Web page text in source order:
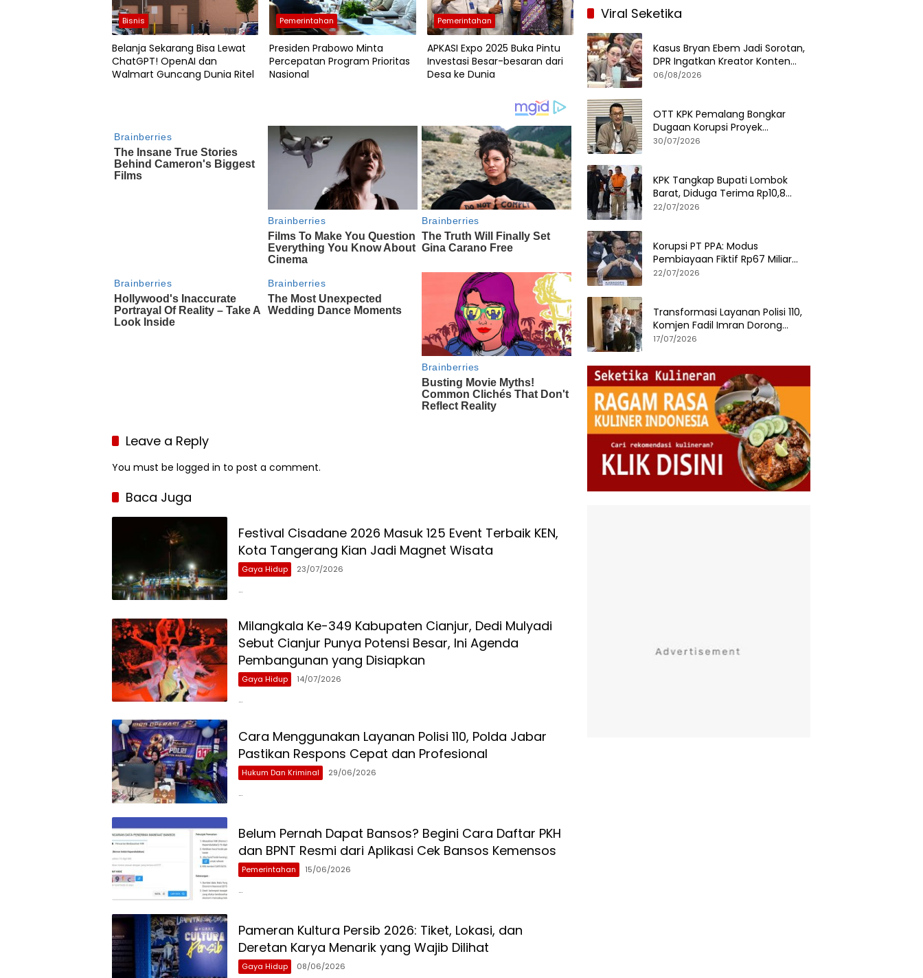
Bisnis
Belanja Sekarang Bisa Lewat
ChatGPT! OpenAI dan
Walmart Guncang Dunia Ritel
Pemerintahan
Presiden Prabowo Minta
Percepatan Program Prioritas
Nasional
Pemerintahan
APKASI Expo 2025 Buka Pintu
Investasi Besar-besaran dari
Desa ke Dunia
Leave a Reply
You must be logged in to post a comment.
Baca Juga
Festival Cisadane 2026 Masuk 125 Event Terbaik KEN,
Kota Tangerang Kian Jadi Magnet Wisata
Gaya Hidup 23/07/2026
…
Milangkala Ke-349 Kabupaten Cianjur, Dedi Mulyadi
Sebut Cianjur Punya Potensi Besar, Ini Agenda
Pembangunan yang Disiapkan
Gaya Hidup 14/07/2026
…
Cara Menggunakan Layanan Polisi 110, Polda Jabar
Pastikan Respons Cepat dan Profesional
Hukum Dan Kriminal 29/06/2026
…
Belum Pernah Dapat Bansos? Begini Cara Daftar PKH
dan BPNT Resmi dari Aplikasi Cek Bansos Kemensos
Pemerintahan 15/06/2026
…
Pameran Kultura Persib 2026: Tiket, Lokasi, dan
Deretan Karya Menarik yang Wajib Dilihat
Gaya Hidup 08/06/2026
Viral Seketika
Kasus Bryan Ebem Jadi Sorotan,
DPR Ingatkan Kreator Konten
Soal Privasi dan UU PDP
06/08/2026
OTT KPK Pemalang Bongkar
Dugaan Korupsi Proyek
Pemerintah, Ini Fakta
30/07/2026
KPK Tangkap Bupati Lombok
Barat, Diduga Terima Rp10,8
Miliar dan Gratifikasi Alphard
22/07/2026
Korupsi PT PPA: Modus
Pembiayaan Fiktif Rp67 Miliar
Terbongkar, Negara Rugi Rp38,8
22/07/2026
Transformasi Layanan Polisi 110,
Komjen Fadil Imran Dorong
Respons Cepat dan Terintegrasi
17/07/2026